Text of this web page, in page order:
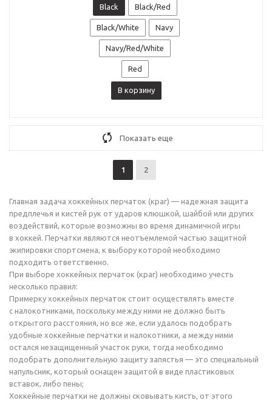
Black Black/Red
Black/White Navy
Navy/Red/White
Red
В корзину
Показать еще
1 2
Главная задача хоккейных перчаток (краг) — надежная защита
предплечья и кистей рук от ударов клюшкой, шайбой или других
воздействий, которые возможны во время динамичной игры
в хоккей. Перчатки являются неотъемлемой частью защитной
экипировки спортсмена, к выбору которой необходимо
подходить ответственно.
При выборе хоккейных перчаток (краг) необходимо учесть
несколько правил:
Примерку хоккейных перчаток стоит осуществлять вместе
с налокотниками, поскольку между ними не должно быть
открытого расстояния, но все же, если удалось подобрать
удобные хоккейные перчатки и налокотники, а между ними
остался незащищенный участок руки, тогда необходимо
подобрать дополнительную защиту запястья — это специальный
напульсник, который оснащен защитой в виде пластиковых
вставок, либо пены;
Хоккейные перчатки не должны сковывать кисть, от этого